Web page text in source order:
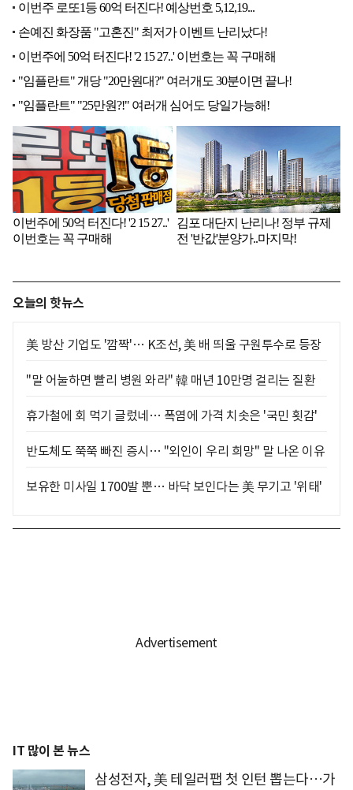
오늘의 핫뉴스
美 방산 기업도 '깜짝'… K조선, 美 배 띄울 구원투수로 등장
"말 어눌하면 빨리 병원 와라" 韓 매년 10만명 걸리는 질환
휴가철에 회 먹기 글렀네… 폭염에 가격 치솟은 '국민 횟감'
반도체도 쭉쭉 빠진 증시… "외인이 우리 희망" 말 나온 이유
보유한 미사일 1700발 뿐… 바닥 보인다는 美 무기고 '위태'
IT 많이 본 뉴스
삼성전자, 美 테일러팹 첫 인턴 뽑는다…가